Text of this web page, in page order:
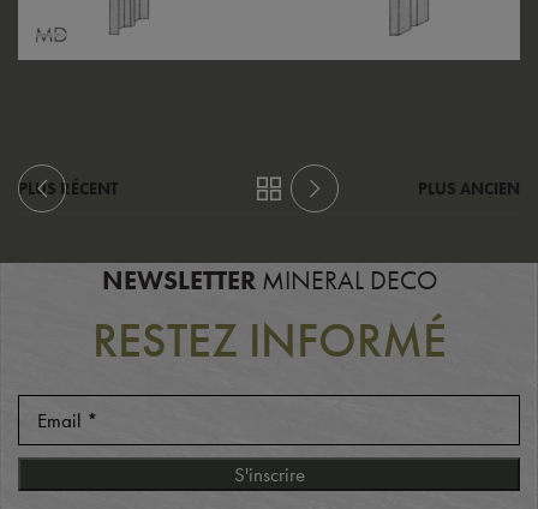
PLUS RÉCENT PLUS ANCIEN
NEWSLETTER MINERAL DECO
RESTEZ INFORMÉ